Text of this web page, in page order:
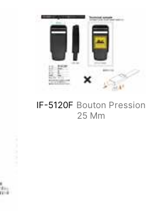
IF-5120F Bouton Pression
25 Mm